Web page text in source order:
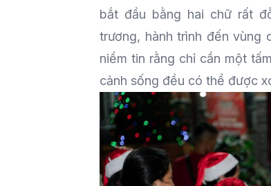
bắt đầu bằng hai chữ rất
trương, hành trình đến vùng
niềm tin rằng chỉ cần một
cảnh sống đều có thể được